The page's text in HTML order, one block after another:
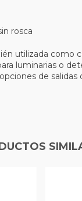
rosca
utilizada como
luminarias o
de salidas